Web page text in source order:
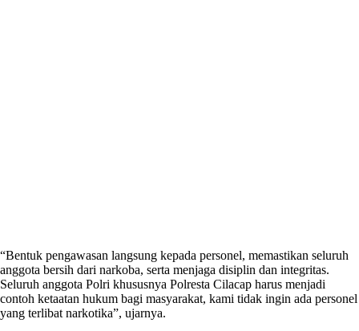
“Bentuk pengawasan langsung kepada personel, memastikan seluruh
anggota bersih dari narkoba, serta menjaga disiplin dan integritas.
Seluruh anggota Polri khususnya Polresta Cilacap harus menjadi
contoh ketaatan hukum bagi masyarakat, kami tidak ingin ada personel
yang terlibat narkotika”, ujarnya.